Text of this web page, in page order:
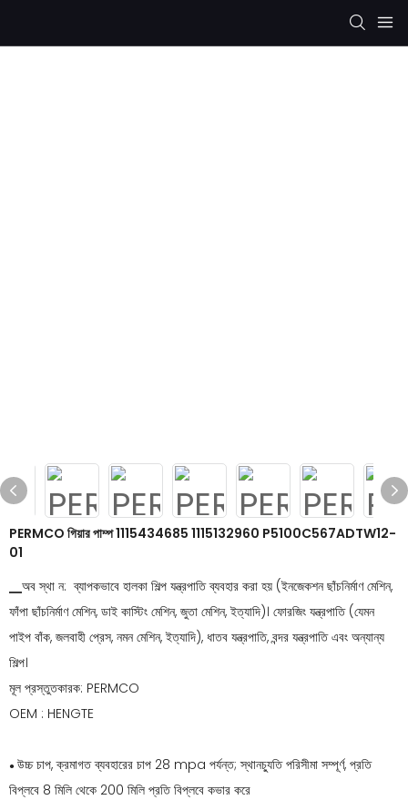
PERMCO গিয়ার পাম্প 1115434685 1115132960 P5100C567ADTW12-
01
▁অব স্থা ন: ব্যাপকভাবে হালকা শিল্প যন্ত্রপাতি ব্যবহার করা হয় (ইনজেকশন ছাঁচনির্মাণ মেশিন,
ফাঁপা ছাঁচনির্মাণ মেশিন, ডাই কাস্টিং মেশিন, জুতা মেশিন, ইত্যাদি)। ফোরজিং যন্ত্রপাতি (যেমন
পাইপ বাঁক, জলবাহী প্রেস, নমন মেশিন, ইত্যাদি), ধাতব যন্ত্রপাতি, বন্দর যন্ত্রপাতি এবং অন্যান্য
শিল্প।
মূল প্রস্তুতকারক: PERMCO
OEM : HENGTE
● উচ্চ চাপ, ক্রমাগত ব্যবহারের চাপ 28 mpa পর্যন্ত; স্থানচ্যুতি পরিসীমা সম্পূর্ণ, প্রতি
বিপ্লবে 8 মিলি থেকে 200 মিলি প্রতি বিপ্লবে কভার করে